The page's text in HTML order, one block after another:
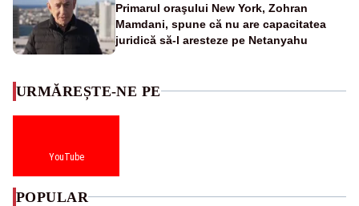
Primarul oraşului New York, Zohran
Mamdani, spune că nu are capacitatea
juridică să-l aresteze pe Netanyahu
URMĂREȘTE-NE PE
YouTube
POPULAR